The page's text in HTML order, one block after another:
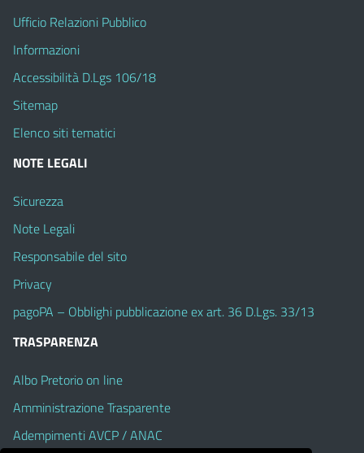
Ufficio Relazioni Pubblico
Informazioni
Accessibilità D.Lgs 106/18
Sitemap
Elenco siti tematici
NOTE LEGALI
Sicurezza
Note Legali
Responsabile del sito
Privacy
pagoPA – Obblighi pubblicazione ex art. 36 D.Lgs. 33/13
TRASPARENZA
Albo Pretorio on line
Amministrazione Trasparente
Adempimenti AVCP / ANAC